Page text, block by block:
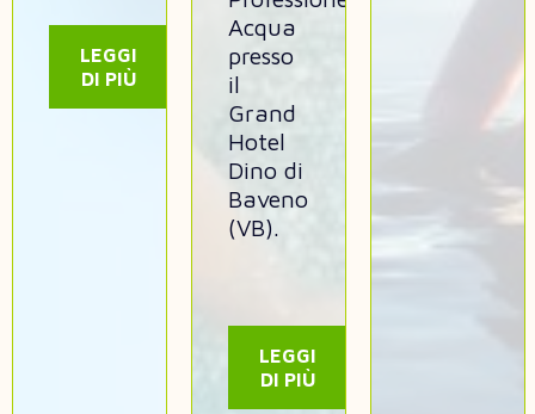
LEGGI
DI PIÙ
Acqua
presso
il
Grand
Hotel
Dino di
Baveno
(VB).
LEGGI
DI PIÙ